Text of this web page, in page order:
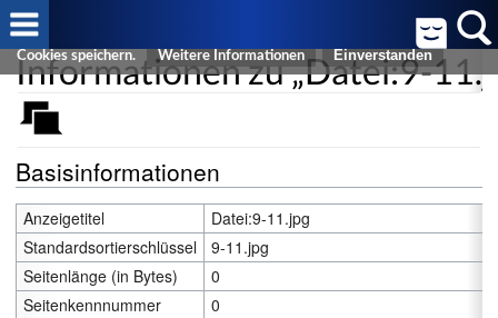
Cookies helfen uns bei der Bereitstellung von FreeWiki. Durch die
Nutzung von FreeWiki erklären Sie sich damit einverstanden, dass wir
Cookies speichern.
Weitere Informationen
Informationen zu „Datei:9-
Basisinformationen
Anzeigetitel
Datei:9-11.jpg
Standardsortierschlüssel
9-11.jpg
Seitenlänge (in Bytes)
0
Seitenkennnummer
0